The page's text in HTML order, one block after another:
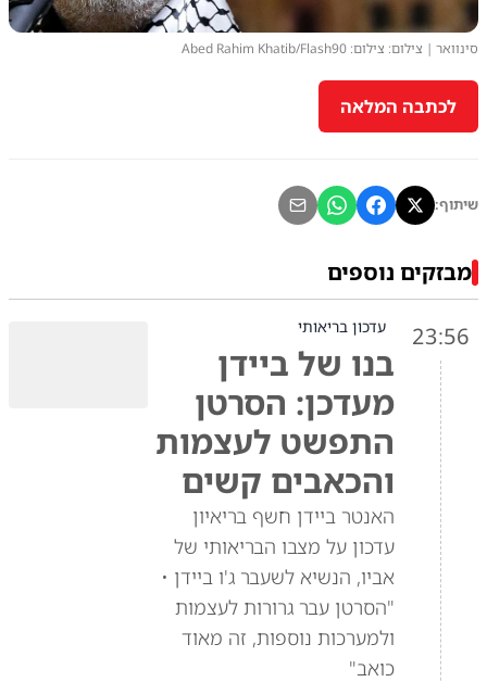
סינוואר | צילום: צילום: Abed Rahim Khatib/Flash90
לכתבה המלאה
שיתוף:
מבזקים נוספים
23:56 עדכון בריאותי
בנו של ביידן
מעדכן: הסרטן
התפשט לעצמות
והכאבים קשים
האנטר ביידן חשף בריאיון
עדכון על מצבו הבריאותי של
אביו, הנשיא לשעבר ג'ו ביידן •
"הסרטן עבר גרורות לעצמות
ולמערכות נוספות, זה מאוד
כואב"